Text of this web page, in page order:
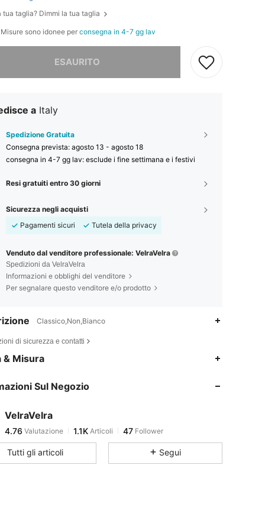
tua taglia? Dimmi la tua taglia
sono idonee per consegna in 4-7 gg lav
ESAURITO
questo prodotto è esaurito
a Italy
Spedizione Gratuita
Consegna prevista: agosto 13 - agosto 18
consegna in 4-7 gg lav: esclude i fine settimana e i festivi
Resi gratuiti entro 30 giorni
Sicurezza negli acquisti
Pagamenti sicuri
Tutela della privacy
Venduto dal venditore professionale: VelraVelra
Spedizioni da VelraVelra
Informazioni e obblighi del venditore
Per segnalare questo venditore e/o prodotto
Classico,Non,Bianco
di sicurezza e contatti
& Misura
Sul Negozio
VelraVelra
4.76
4.76
1.1K
g***0segue 1 giorno fa
4.76 1.1K
47
Tutti gli articoli Segui